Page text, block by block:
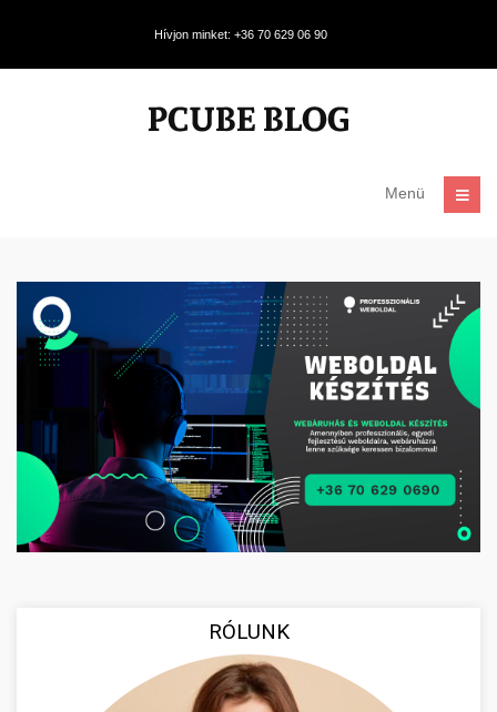
Hívjon minket: +36 70 629 06 90
Menü
RÓLUNK